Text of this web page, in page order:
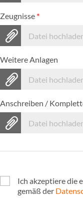
Zeugnisse *
Datei
Weitere Anlagen
Datei
Anschreiben /
Datei
Ich akzeptiere die
gemäß der